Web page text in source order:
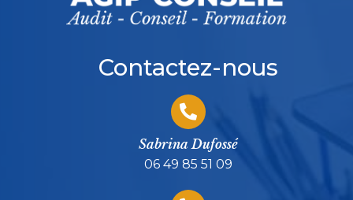
Contactez-nous
Sabrina Dufossé
06 49 85 51 09